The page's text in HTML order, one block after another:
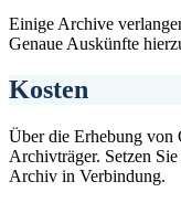
Einige Archive
Genaue Auskünfte
Kosten
Über die Erhebung von
Archivträger. Setzen
Archiv in Verbindung.